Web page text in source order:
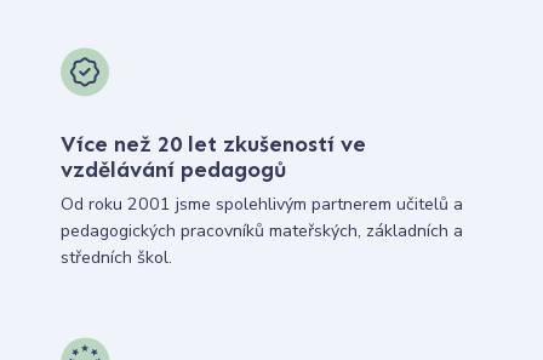
Více než 20 let zkušeností ve
vzdělávání pedagogů
Od roku 2001 jsme spolehlivým partnerem učitelů a
pedagogických pracovníků mateřských, základních a
středních škol.